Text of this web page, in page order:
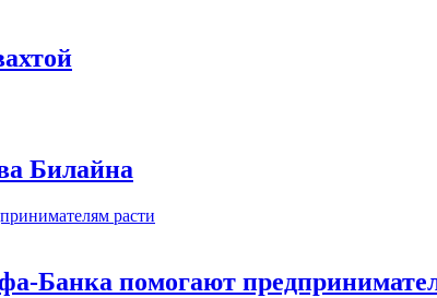
Билайна
помогают